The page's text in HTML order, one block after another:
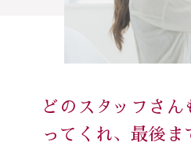
どのスタッフさ
ってくれ、最後ま